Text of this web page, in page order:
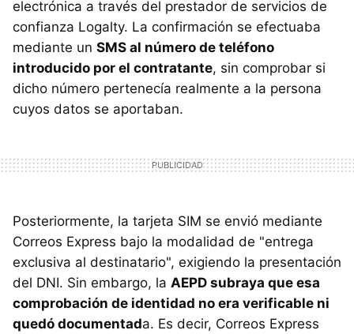
electrónica a través del prestador de servicios de
confianza Logalty. La confirmación se efectuaba
mediante un SMS al número de teléfono
introducido por el contratante, sin comprobar si
dicho número pertenecía realmente a la persona
cuyos datos se aportaban.
Posteriormente, la tarjeta SIM se envió mediante
Correos Express bajo la modalidad de "entrega
exclusiva al destinatario", exigiendo la presentación
del DNI. Sin embargo, la AEPD subraya que esa
comprobación de identidad no era verificable ni
quedó documentada. Es decir, Correos Express